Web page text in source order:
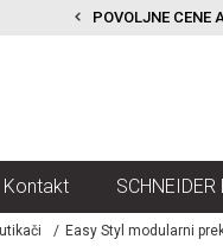
POVOLJNE CENE
Kontakt
Easy Styl modularni